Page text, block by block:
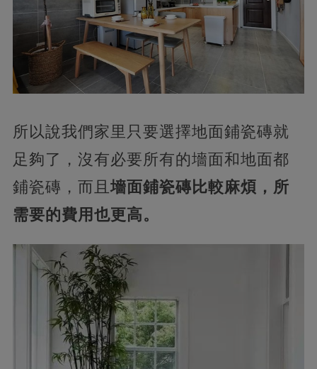
所以說我們家里只要選擇地面鋪瓷磚就
足夠了，沒有必要所有的墻面和地面都
鋪瓷磚，而且 墻面鋪瓷磚比較麻煩，所
需要的費用也更高。